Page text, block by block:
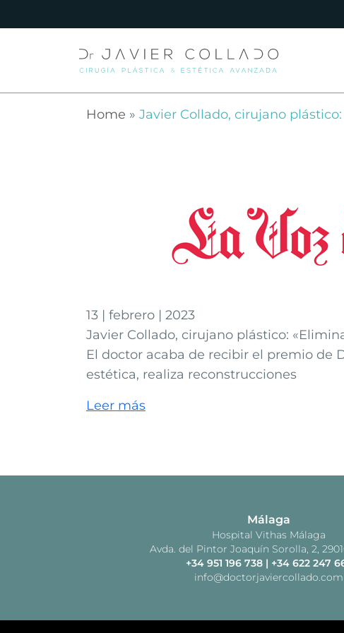
Home » Javier Collado, cirujano
13 | febrero | 2023
Javier Collado, cirujano plástico:
El doctor acaba de recibir el premio de
estética, realiza reconstrucciones
Leer más
Málaga
Hospital Vithas Málaga
Avda. del Pintor Joaquín Sorolla, 2,
+34 951 196 738 | +34 622 247
info@doctorjaviercollado.com